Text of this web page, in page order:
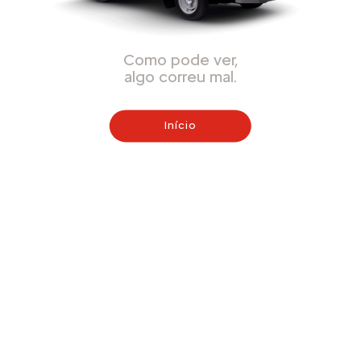
Como pode ver,
algo correu mal.
Início